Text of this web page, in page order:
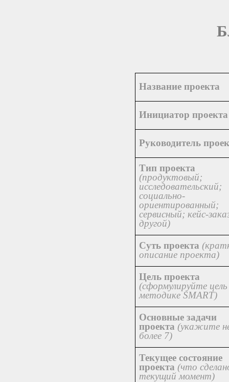
Название проекта
Инициатор проекта
Руководитель
Тип проекта
(продуктовый;
исследовательский;
социально-
ориентированный;
сервисный; кейс-
другой)
Суть проекта
описание проекта)
Цель проекта
(сформулируйте
методике SMART)
Основные задачи
проекта (yкажите
более 7)
Текущее состояние
проекта (что
текущий момент)